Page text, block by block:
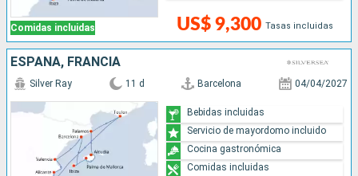
Comidas incluidas US$ 9,300 Tasas incluidas
ESPAÑA, FRANCIA
Silver Ray 11 d Barcelona 04/04/2027
Bebidas incluidas
Servicio de mayordomo incluido
Cocina gastronómica
Comidas incluidas